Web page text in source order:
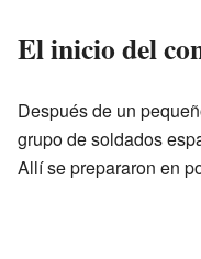
El inicio del
Después de un
grupo de soldados
Allí se prepararon en